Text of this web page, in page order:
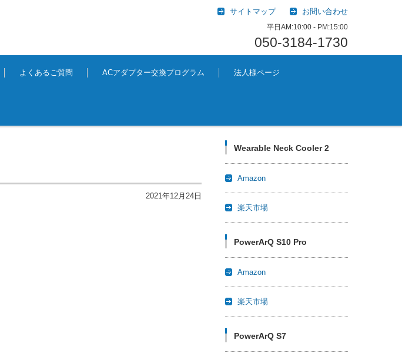
サイトマップ お問い合わせ
平日AM:10:00 - PM:15:00
050-3184-1730
よくあるご質問 ACアダプター交換プログラム 法人様ページ
2021年12月24日
Wearable Neck Cooler 2
Amazon
楽天市場
PowerArQ S10 Pro
Amazon
楽天市場
PowerArQ S7